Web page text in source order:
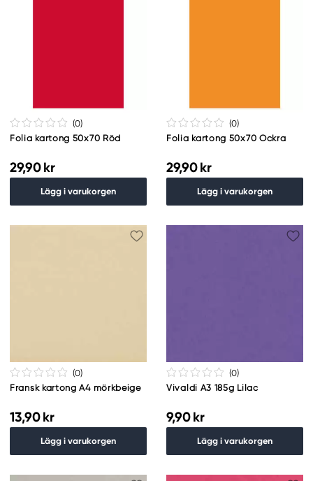
(0)
Folia kartong 50x70 Röd
29,90 kr
Lägg i varukorgen
(0)
Folia kartong 50x70 Ockra
29,90 kr
Lägg i varukorgen
(0)
Fransk kartong A4 mörkbeige
13,90 kr
Lägg i varukorgen
(0)
Vivaldi A3 185g Lilac
9,90 kr
Lägg i varukorgen